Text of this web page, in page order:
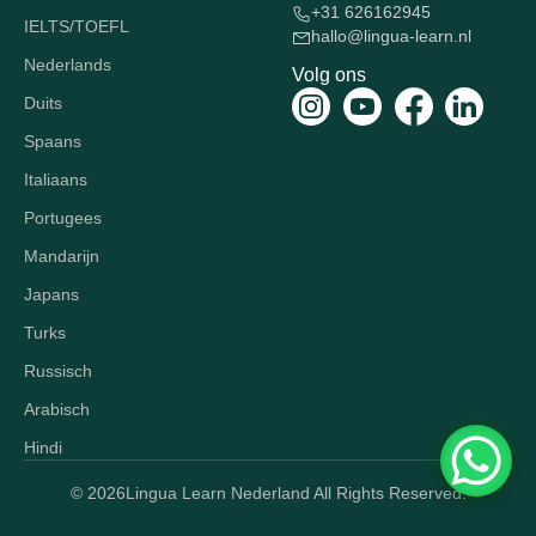
IELTS/TOEFL
Nederlands
Duits
Spaans
Italiaans
Portugees
Mandarijn
Japans
Turks
Russisch
Arabisch
Hindi
+31 626162945
hallo@lingua-learn.nl
Volg ons
© 2026Lingua Learn Nederland All Rights Reserved.